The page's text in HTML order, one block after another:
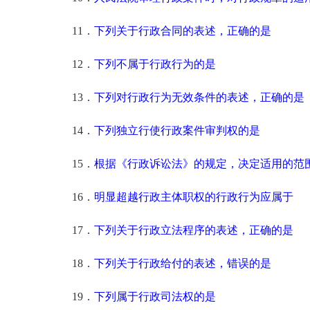
11． 下列关于行政合同的表述，正确的是
12． 下列不属于行政行为的是
13． 下列对行政行为无效条件的表述，正确的是
14． 下列独立行使行政案件审判权的是
15． 根据《行政诉讼法》的规定，决定适用的范
16． 明显超越行政主体职权的行政行为应属于
17． 下列关于行政立法程序的表述，正确的是
18． 下列关于行政给付的表述，错误的是
19． 下列属于行政司法权的是